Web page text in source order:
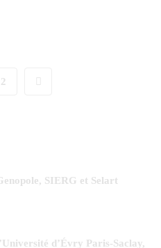
2
SIERG et Selart
d’Évry Paris-Saclay,